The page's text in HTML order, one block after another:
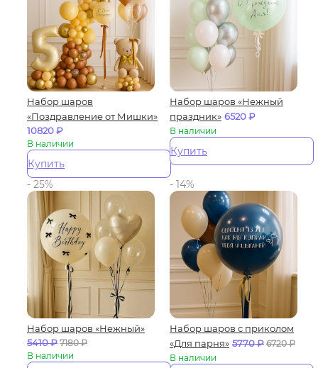
Набор шаров
«Поздравление от Мишки»
10820₽
В наличии
Купить
Набор шаров «Нежный
праздник» 6520₽
В наличии
Купить
- 25%
Набор шаров «Нежный»
5410₽ 7180₽
В наличии
- 14%
Набор шаров с приколом
«Для парня» 5770₽ 6720₽
В наличии